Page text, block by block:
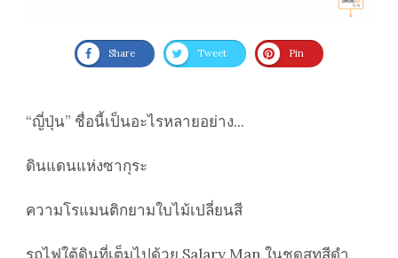
Share Tweet Pin
“ญี่ปุ่น” ชื่อนี้เป็นอะไรหลายอย่าง...
ดินแดนแห่งซากุระ
ความโรแมนติกยามใบไม้เปลี่ยนสี